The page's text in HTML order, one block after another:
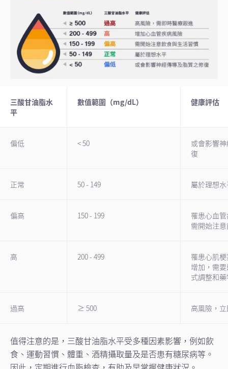
三酸甘油脂水
平
數值範圍（mg/dL） 健康評估
偏低 < 50
或會影響
復
正常 50 - 149 屬於理想
偏高 150 - 199
罹患心血
需開始注
高 200 - 499
罹患心肌
增加，需
式調整和
過高 ≥ 500 高風險，
值得注意的是，三酸甘油脂水平受多種因素影響，例如飲
食、運動習慣、體重、酒精攝取量及是否患有糖尿病等。